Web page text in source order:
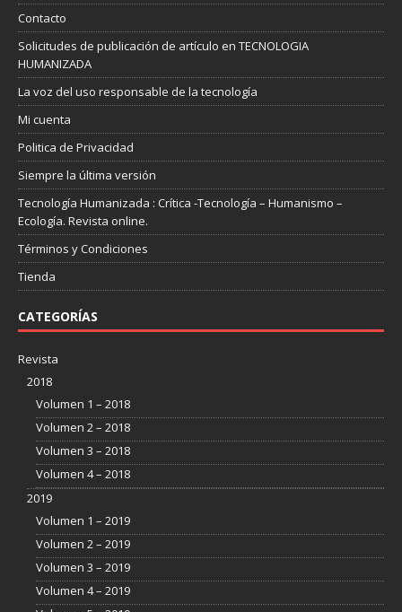
Contacto
Solicitudes de publicación de artículo en TECNOLOGIA
HUMANIZADA
La voz del uso responsable de la tecnología
Mi cuenta
Politica de Privacidad
Siempre la última versión
Tecnología Humanizada : Crítica -Tecnología – Humanismo –
Ecología. Revista online.
Términos y Condiciones
Tienda
CATEGORÍAS
Revista
2018
Volumen 1 – 2018
Volumen 2 – 2018
Volumen 3 – 2018
Volumen 4 – 2018
2019
Volumen 1 – 2019
Volumen 2 – 2019
Volumen 3 – 2019
Volumen 4 – 2019